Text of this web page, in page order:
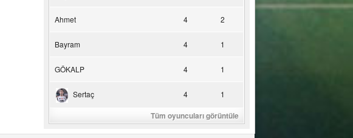
Ahmet 4 2
Bayram 4 1
GÖKALP 4 1
Sertaç 4 1
Tüm oyuncuları görüntüle